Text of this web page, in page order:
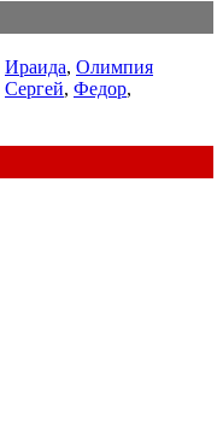
Ираида, Олимпия
Сергей, Федор,